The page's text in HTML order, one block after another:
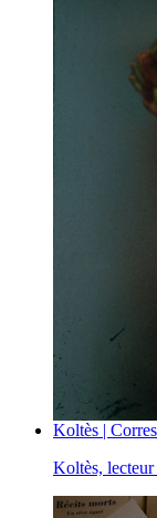
Koltès |
Koltès, lecteur